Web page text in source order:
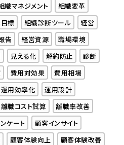
織マネジメント
組織変革
標 組織診断ツール
経営
告 経営資源
職場環境
見える化 解約防止
診断
費用対効果
費用相場
運用効率化
運用設計
離職コスト試算
離職率改善
ケート
顧客インサイト
顧客体験向上
顧客体験改善